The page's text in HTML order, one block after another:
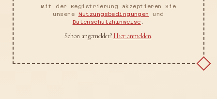
Mit der Registrierung akzeptieren Sie
unsere Nutzungsbedingungen
und
Datenschutzhinweise
Schon angemeldet? Hier anmelden.